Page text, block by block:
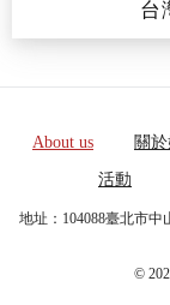
台
About us 關
活動
地址：104088臺北市中
©